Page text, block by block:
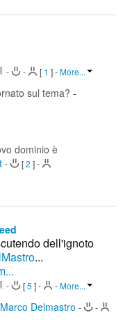
- - [ 1 ]-More...
sul tema? -
dominio è
- [2 ]-
dell'ignoto
...
- [5 ]- -More...
Marco Delmastro - -